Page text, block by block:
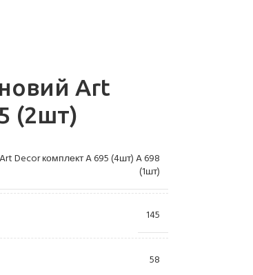
Art
(2шт)
Decor комплект A 695 (4шт) A 698
(1шт)
145
58